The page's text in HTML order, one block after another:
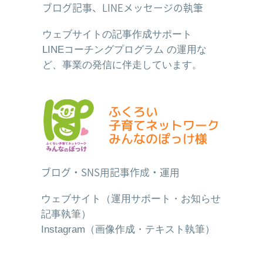
ブログ記事、LINEメッセージの執筆
ウェブサイトの記事作成サポート
LINEコーチングプログラムの運用な
ど、事業の発信に伴走しています。
ふくろい
子育てネットワーク
みんなのぽっけ様
ブログ・SNS用記事作成・運用
ウェブサイト（運用サポート・お知らせ
記事執筆）
Instagram（画像作成・テキスト執筆）